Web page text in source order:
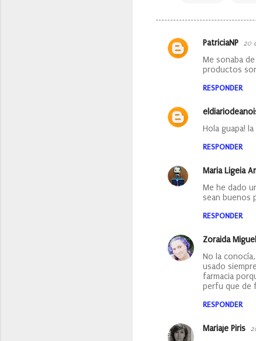
C
n
i
PatriciaNP 20
Me sonaba
productos
RESPONDER
Hola guapa!
RESPONDER
Maria Ligeia
Me he dado
sean buenos
RESPONDER
Zoraida
No la
usado
farmacia
perfu que de
RESPONDER
Mariaje Piris